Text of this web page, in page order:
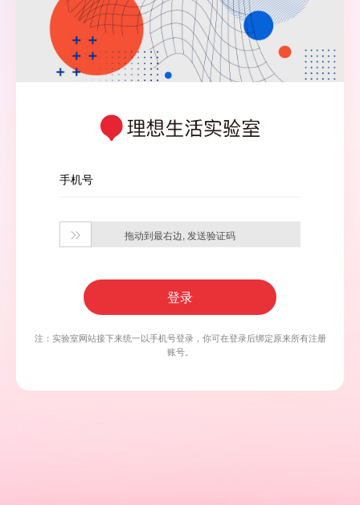
手机号
 拖动到最右边, 发送验证码
登录
注：实验室网站接下来统一以手机号登录，你可在登录后绑定原来所有注册
账号。